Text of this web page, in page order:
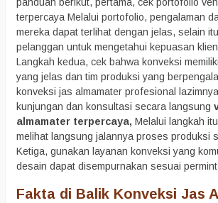
panduan berikut, pertama, cek portofolio
terpercaya Melalui portofolio, pengalaman
mereka dapat terlihat dengan jelas, selain
pelanggan untuk mengetahui kepuasan
Langkah kedua, cek bahwa konveksi
yang jelas dan tim produksi yang
konveksi jas almamater profesional
kunjungan dan konsultasi secara langsung
almamater terpercaya, Melalui langkah
melihat langsung jalannya proses produksi
Ketiga, gunakan layanan konveksi yang
desain dapat disempurnakan sesuai
Fakta di Balik Konveksi Jas